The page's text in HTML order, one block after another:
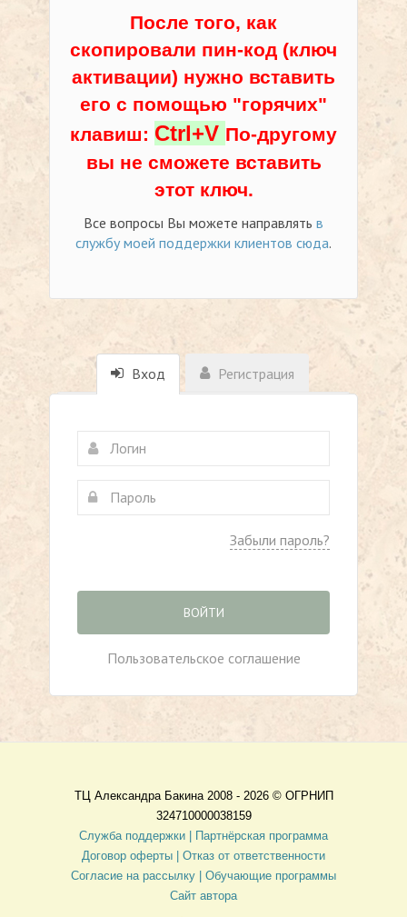
После того, как
скопировали пин-код (ключ
активации) нужно вставить
его с помощью "горячих"
клавиш: Ctrl+V По-другому
вы не сможете вставить
этот ключ.
Все вопросы Вы можете направлять в
службу моей поддержки клиентов сюда.
Вход Регистрация
Забыли пароль?
ВОЙТИ
Пользовательское соглашение
ТЦ Александра Бакина 2008 - 2026 © ОГРНИП
324710000038159
Служба поддержки |
Партнёрская программа
Договор оферты
| Отказ от ответственности
Согласие на рассылку | Обучающие программы
Сайт автора